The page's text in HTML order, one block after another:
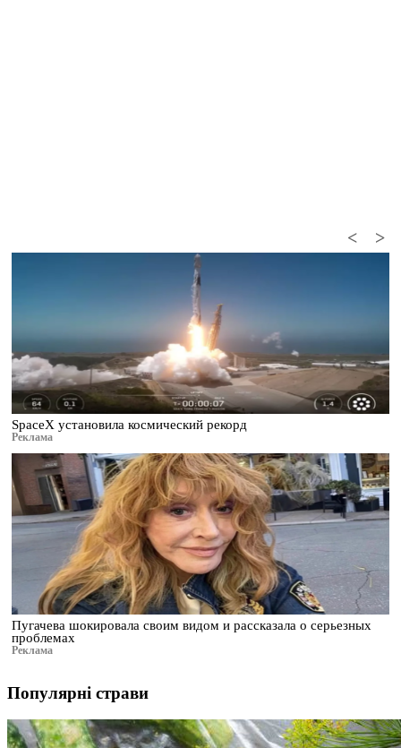
>
<
SpaceX установила космический рекорд
Реклама
Пугачева шокировала своим видом и рассказала о серьезных
проблемах
Реклама
Популярні страви